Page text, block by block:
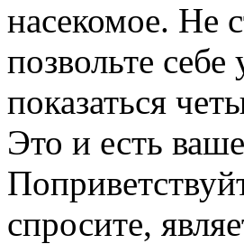
насекомое. Не
позвольте
показаться
Это и есть
спросите,